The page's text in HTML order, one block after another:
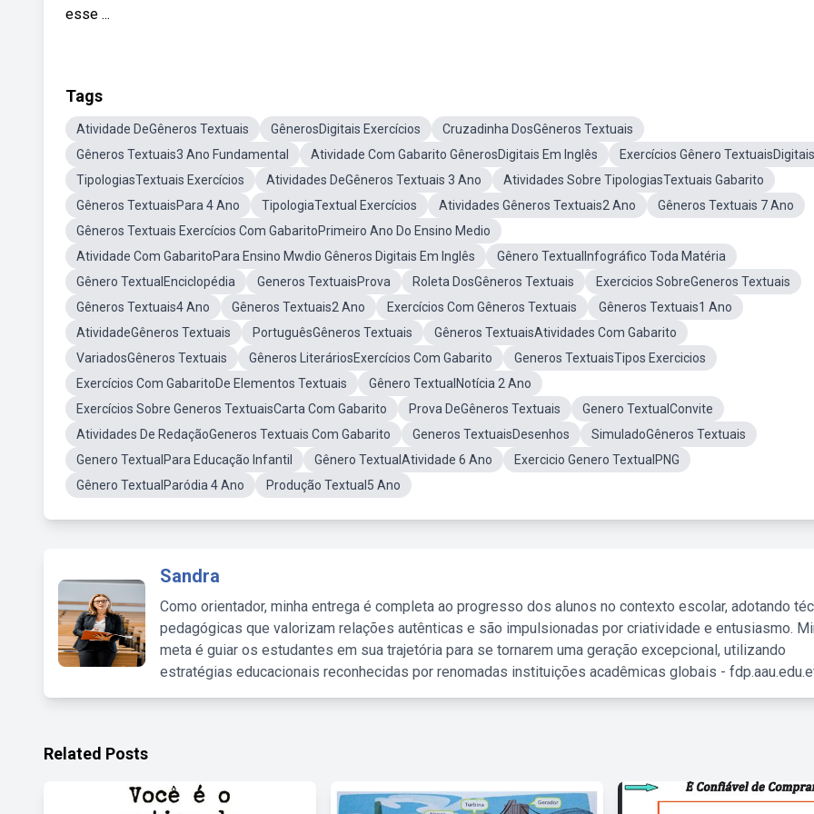
esse ...
Tags
Atividade DeGêneros Textuais GênerosDigitais Exercícios
Cruzadinha DosGêneros Textuais
Gêneros Textuais3 Ano Fundamental
Atividade Com Gabarito GênerosDigitais Em Inglês
Exercícios Gênero TextuaisDigitais
TipologiasTextuais Exercícios
Atividades DeGêneros Textuais 3 Ano
Atividades Sobre TipologiasTextuais Gabarito
Gêneros TextuaisPara 4 Ano
TipologiaTextual Exercícios Atividades Gêneros Textuais2 Ano
Gêneros Textuais 7 Ano
Gêneros Textuais Exercícios Com GabaritoPrimeiro Ano Do Ensino Medio
Atividade Com GabaritoPara Ensino Mwdio Gêneros Digitais Em Inglês
Gênero TextualInfográfico Toda Matéria
Gênero TextualEnciclopédia
Generos TextuaisProva Roleta DosGêneros Textuais
Exercicios SobreGeneros Textuais
Gêneros Textuais4 Ano
Gêneros Textuais2 Ano Exercícios Com Gêneros Textuais
Gêneros Textuais1 Ano
AtividadeGêneros Textuais
PortuguêsGêneros Textuais
Gêneros TextuaisAtividades Com Gabarito
VariadosGêneros Textuais
Gêneros LiteráriosExercícios Com Gabarito
Generos TextuaisTipos Exercicios
Exercícios Com GabaritoDe Elementos Textuais
Gênero TextualNotícia 2 Ano
Exercícios Sobre Generos TextuaisCarta Com Gabarito
Prova DeGêneros Textuais
Genero TextualConvite
Atividades De RedaçãoGeneros Textuais Com Gabarito
Generos TextuaisDesenhos
SimuladoGêneros Textuais
Genero TextualPara Educação Infantil
Gênero TextualAtividade 6 Ano
Exercicio Genero TextualPNG
Gênero TextualParódia 4 Ano
Produção Textual5 Ano
Sandra
Como orientador, minha entrega é completa ao progresso dos alunos no contexto escolar, adotando
pedagógicas que valorizam relações autênticas e são impulsionadas por criatividade e entusiasmo.
meta é guiar os estudantes em sua trajetória para se tornarem uma geração excepcional, utilizando
estratégias educacionais reconhecidas por renomadas instituições acadêmicas globais -
Related Posts